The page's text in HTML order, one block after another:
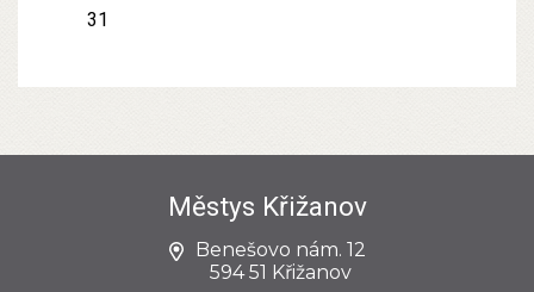
31
Městys Křižanov
Benešovo nám. 12
594 51 Křižanov